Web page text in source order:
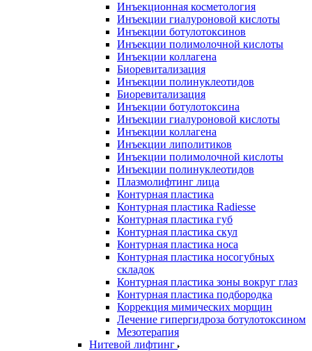
Инъекционная косметология
Инъекции гиалуроновой кислоты
Инъекции ботулотоксинов
Инъекции полимолочной кислоты
Инъекции коллагена
Биоревитализация
Инъекции полинуклеотидов
Биоревитализация
Инъекции ботулотоксина
Инъекции гиалуроновой кислоты
Инъекции коллагена
Инъекции липолитиков
Инъекции полимолочной кислоты
Инъекции полинуклеотидов
Плазмолифтинг лица
Контурная пластика
Контурная пластика Radiesse
Контурная пластика губ
Контурная пластика скул
Контурная пластика носа
Контурная пластика носогубных
складок
Контурная пластика зоны вокруг глаз
Контурная пластика подбородка
Коррекция мимических морщин
Лечение гипергидроза ботулотоксином
Мезотерапия
Нитевой лифтинг